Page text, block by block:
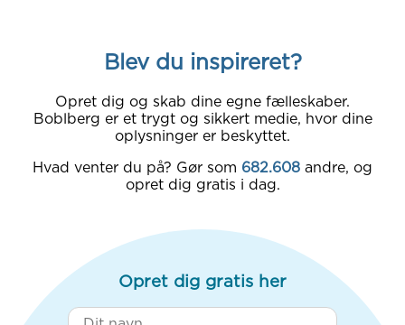
Blev du inspireret?
Opret dig og skab dine egne fælleskaber.
Boblberg er et trygt og sikkert medie, hvor dine
oplysninger er beskyttet.
Hvad venter du på? Gør som 682.608 andre, og
opret dig gratis i dag.
Opret dig gratis her